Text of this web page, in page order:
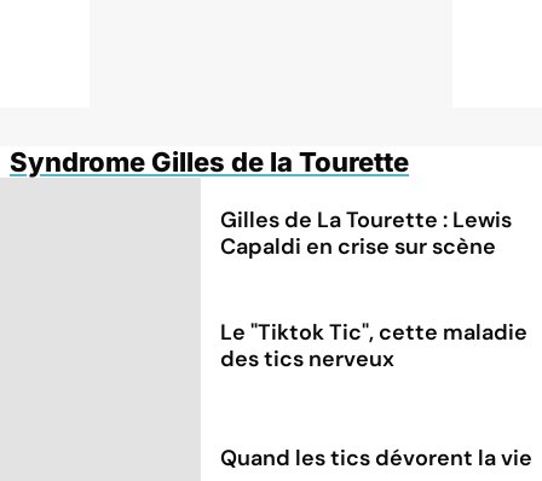
Syndrome Gilles de la Tourette
Gilles de La Tourette : Lewis
Capaldi en crise sur scène
Le "Tiktok Tic", cette maladie
des tics nerveux
Quand les tics dévorent la vie